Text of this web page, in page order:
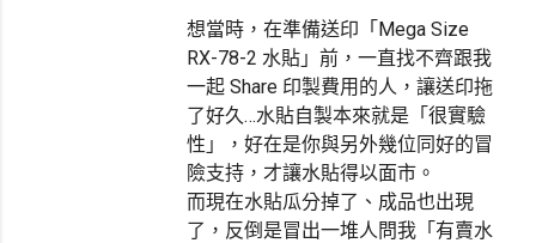
想當時，在準備送印「Mega Size
RX-78-2 水貼」前，一直找不齊跟我
一起 Share 印製費用的人，讓送印拖
了好久…水貼自製本來就是「很實驗
性」，好在是你與另外幾位同好的冒
險支持，才讓水貼得以面市。
而現在水貼瓜分掉了、成品也出現
了，反倒是冒出一堆人問我「有賣水